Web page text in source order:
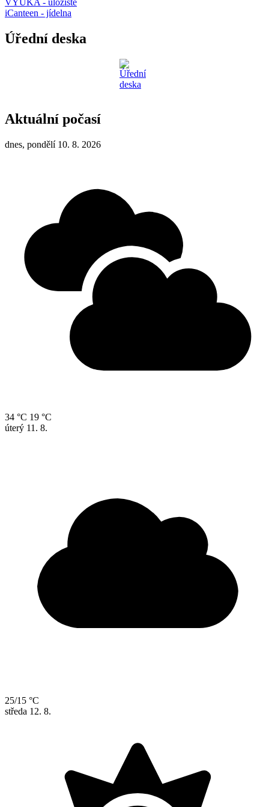
VÝUKA - úložiště
iCanteen - jídelna
Úřední deska
Aktuální počasí
dnes, pondělí 10. 8. 2026
34 °C 19 °C
úterý 11. 8.
25/15 °C
středa 12. 8.